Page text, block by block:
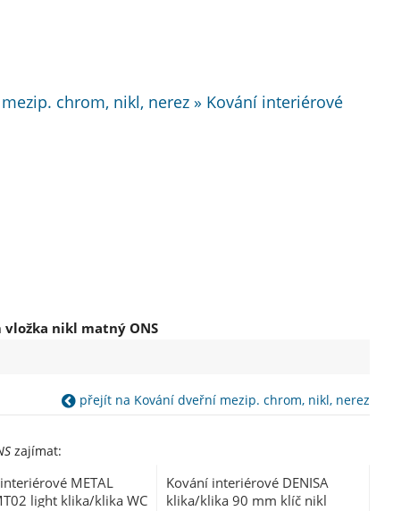
chrom, nikl, nerez » Kování interiérové
nikl matný ONS
přejít na Kování dveřní mezip. chrom, nikl, nerez
zajímat:
METAL
light klika/klika WC
Kování interiérové DENISA
klika/klika 90 mm klíč nikl